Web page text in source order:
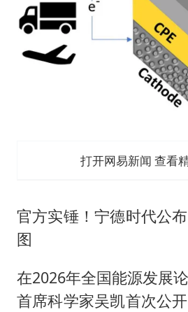
打开网易新闻 查看
官方实锤！宁德时代公布
图
在2026年全国能源发展
首席科学家吴凯首次公